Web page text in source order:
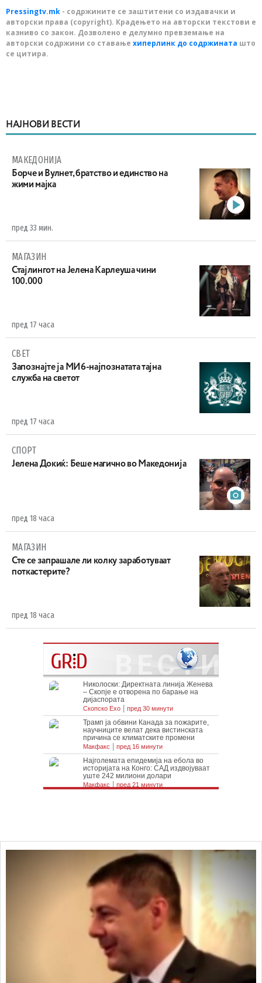
Pressingtv.mk - содржините се заштитени со издавачки и
авторски права (copyright). Крадењето на авторски текстови е
казниво со закон. Дозволено е делумно превземање на
авторски содржини со ставање хиперлинк до содржината што
се цитира.
НАЈНОВИ ВЕСТИ
МАКЕДОНИЈА
Борче и Вулнет, братство и единство на
жими мајка
пред 33 мин.
МАГАЗИН
Стајлингот на Јелена Карлеуша чини
100.000
пред 17 часа
СВЕТ
Запознајте ја МИ6-најпознатата тајна
служба на светот
пред 17 часа
СПОРТ
Јелена Докиќ: Беше магично во Македонија
пред 18 часа
МАГАЗИН
Сте се запрашале ли колку заработуваат
поткастерите?
пред 18 часа